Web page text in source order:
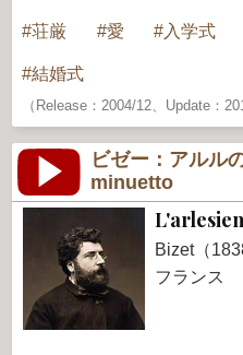
荘厳 愛 入学式
結婚式
（Release：2004/12、Update：
ビゼー：アルル
minuetto
Bizet（
フランス